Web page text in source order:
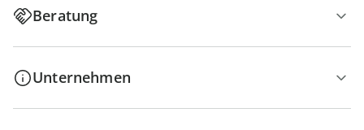
Beratung
Unternehmen